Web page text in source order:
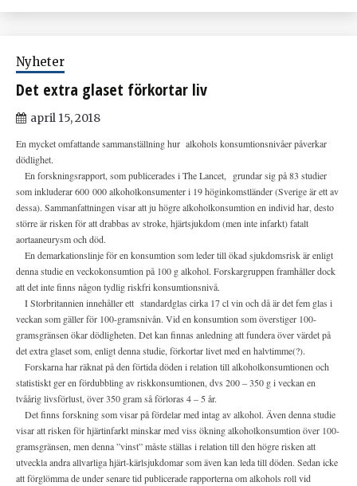
Nyheter
Det extra glaset förkortar liv
april 15, 2018
En mycket omfattande sammanställning hur alkohols konsumtionsnivåer påverkar
dödlighet.
En forskningsrapport, som publicerades i The Lancet, grundar sig på 83 studier
som inkluderar 600 000 alkoholkonsumenter i 19 höginkomstländer (Sverige är ett av
dessa). Sammanfattningen visar att ju högre alkoholkonsumtion en individ har, desto
större är risken för att drabbas av stroke, hjärtsjukdom (men inte infarkt) fatalt
aortaaneurysm och död.
En demarkationslinje för en konsumtion som leder till ökad sjukdomsrisk är enligt
denna studie en veckokonsumtion på 100 g alkohol. Forskargruppen framhåller dock
att det inte finns någon tydlig riskfri konsumtionsnivå.
I Storbritannien innehåller ett standardglas cirka 17 cl vin och då är det fem glas i
veckan som gäller för 100-gramsnivån. Vid en konsumtion som överstiger 100-
gramsgränsen ökar dödligheten. Det kan finnas anledning att fundera över värdet på
det extra glaset som, enligt denna studie, förkortar livet med en halvtimme(?).
Forskarna har räknat på den förtida döden i relation till alkoholkonsumtionen och
statistiskt ger en fördubbling av riskkonsumtionen, dvs 200 – 350 g i veckan en
tvåårig livsförlust, över 350 gram så förloras 4 – 5 år.
Det finns forskning som visar på fördelar med intag av alkohol. Även denna studie
visar att risken för hjärtinfarkt minskar med viss ökning alkoholkonsumtion över 100-
gramsgränsen, men denna ”vinst” måste ställas i relation till den högre risken att
utveckla andra allvarliga hjärt-kärlsjukdomar som även kan leda till döden. Sedan icke
att förglömma de under senare tid publicerade rapporterna om alkohols roll vid